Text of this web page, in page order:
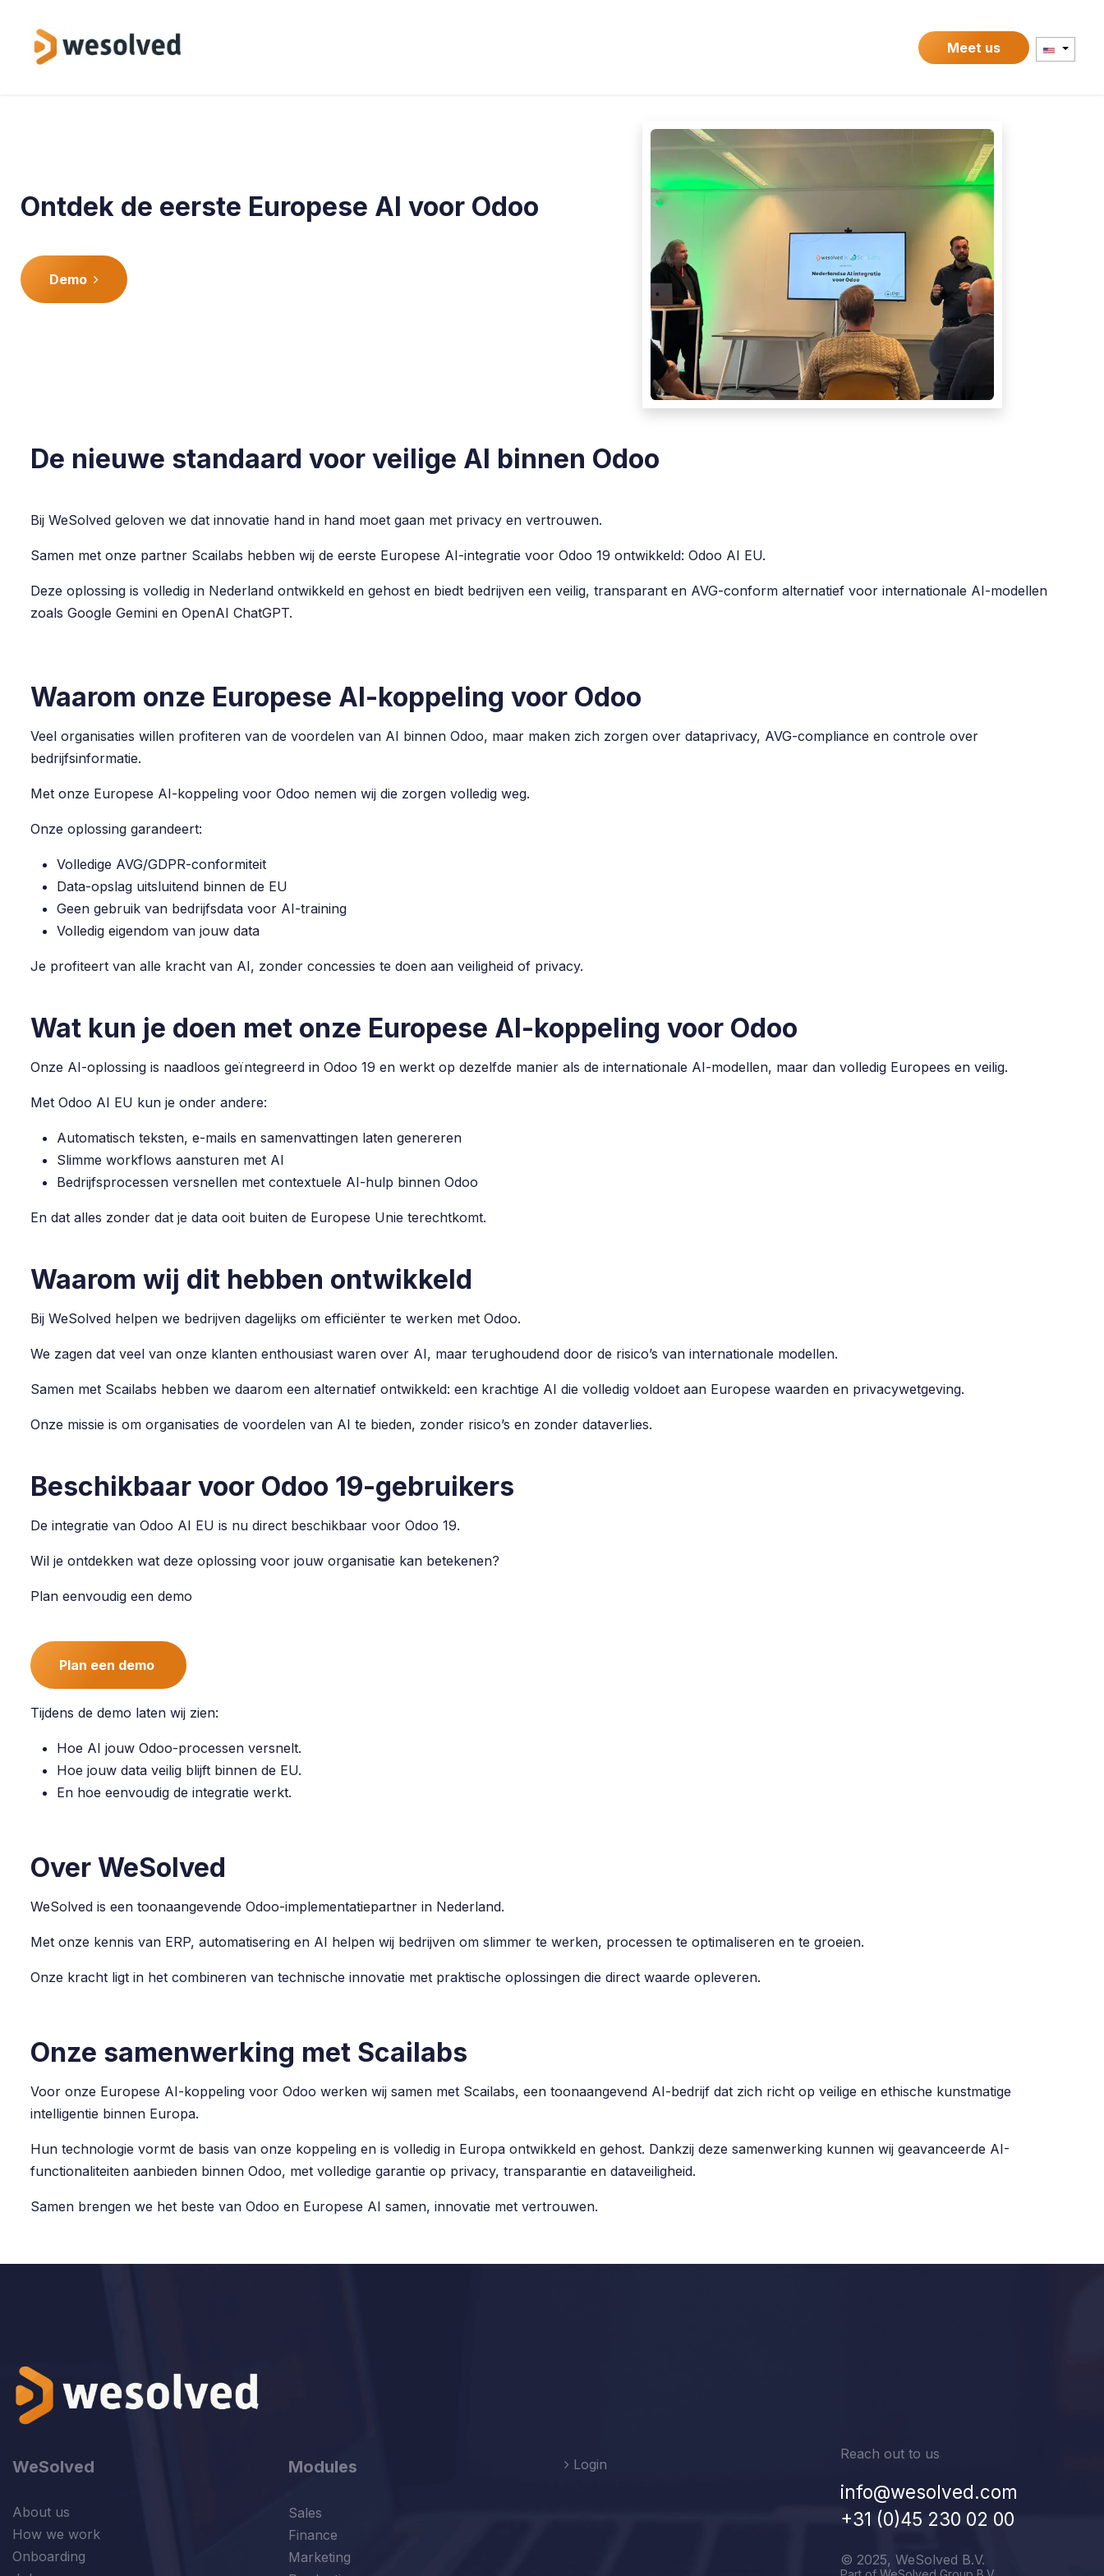
Meet us
Ontdek de eerste Europese AI voor Odoo
Demo
De nieuwe standaard voor veilige AI binnen Odoo
Bij WeSolved geloven we dat innovatie hand in hand moet gaan met privacy en vertrouwen.
Samen met onze partner Scailabs hebben wij de eerste Europese AI-integratie voor Odoo 19 ontwikkeld: Odoo AI EU.
Deze oplossing is volledig in Nederland ontwikkeld en gehost en biedt bedrijven een veilig, transparant en AVG-conform alternatief voor internationale AI-modellen
zoals Google Gemini en OpenAI ChatGPT.
Waarom onze Europese AI-koppeling voor Odoo
Veel organisaties willen profiteren van de voordelen van AI binnen Odoo, maar maken zich zorgen over dataprivacy, AVG-compliance en controle over
bedrijfsinformatie.
Met onze Europese AI-koppeling voor Odoo nemen wij die zorgen volledig weg.
Onze oplossing garandeert:
Volledige AVG/GDPR-conformiteit
Data-opslag uitsluitend binnen de EU
Geen gebruik van bedrijfsdata voor AI-training
Volledig eigendom van jouw data
Je profiteert van alle kracht van AI, zonder concessies te doen aan veiligheid of privacy.
Wat kun je doen met onze Europese AI-koppeling voor Odoo
Onze AI-oplossing is naadloos geïntegreerd in Odoo 19 en werkt op dezelfde manier als de internationale AI-modellen, maar dan volledig Europees en veilig.
Met Odoo AI EU kun je onder andere:
Automatisch teksten, e-mails en samenvattingen laten genereren
Slimme workflows aansturen met AI
Bedrijfsprocessen versnellen met contextuele AI-hulp binnen Odoo
En dat alles zonder dat je data ooit buiten de Europese Unie terechtkomt.
Waarom wij dit hebben ontwikkeld
Bij WeSolved helpen we bedrijven dagelijks om efficiënter te werken met Odoo.
We zagen dat veel van onze klanten enthousiast waren over AI, maar terughoudend door de risico’s van internationale modellen.
Samen met Scailabs hebben we daarom een alternatief ontwikkeld: een krachtige AI die volledig voldoet aan Europese waarden en privacywetgeving.
Onze missie is om organisaties de voordelen van AI te bieden, zonder risico’s en zonder dataverlies.
Beschikbaar voor Odoo 19-gebruikers
De integratie van Odoo AI EU is nu direct beschikbaar voor Odoo 19.
Wil je ontdekken wat deze oplossing voor jouw organisatie kan betekenen?
Plan eenvoudig een demo
Plan een demo
Tijdens de demo laten wij zien:
Hoe AI jouw Odoo-processen versnelt.
Hoe jouw data veilig blijft binnen de EU.
En hoe eenvoudig de integratie werkt.
Over WeSolved
WeSolved is een toonaangevende Odoo-implementatiepartner in Nederland.
Met onze kennis van ERP, automatisering en AI helpen wij bedrijven om slimmer te werken, processen te optimaliseren en te groeien.
Onze kracht ligt in het combineren van technische innovatie met praktische oplossingen die direct waarde opleveren.
Onze samenwerking met Scailabs
Voor onze Europese AI-koppeling voor Odoo werken wij samen met Scailabs, een toonaangevend AI-bedrijf dat zich richt op veilige en ethische kunstmatige
intelligentie binnen Europa.
Hun technologie vormt de basis van onze koppeling en is volledig in Europa ontwikkeld en gehost. Dankzij deze samenwerking kunnen wij geavanceerde AI-
functionaliteiten aanbieden binnen Odoo, met volledige garantie op privacy, transparantie en dataveiligheid.
Samen brengen we het beste van Odoo en Europese AI samen, innovatie met vertrouwen.
WeSolved
About us
How we work
Onboarding
Modules
Sales
Finance
Marketing
Login
Reach out to us
info@wesolved.com
+31 (0)45 230 02 00
© 2025, WeSolved B.V.